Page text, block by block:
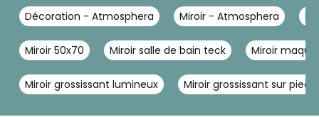
Décoration - Atmosphera Miroir - Atmosphera
Miroir 50x70 Miroir salle de bain teck Miroir
Miroir grossissant lumineux Miroir grossissant sur pied